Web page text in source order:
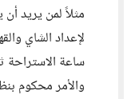
مثلاً لمن يريد
لإعداد الشاي
ساعة الاستراحة
والأمر محكوم